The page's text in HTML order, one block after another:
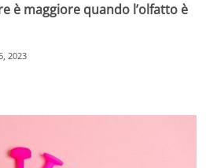
è maggiore quando l’olfatto è
2023